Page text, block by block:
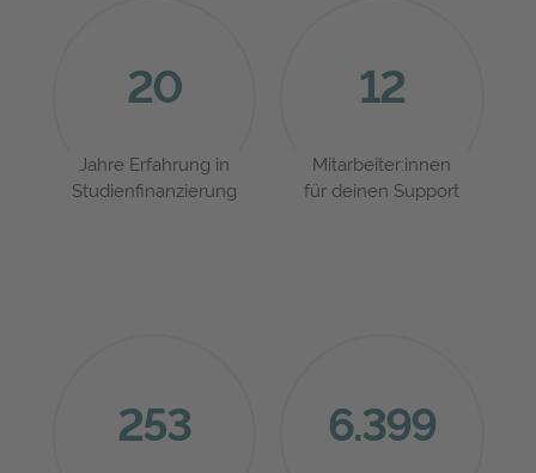
20
Jahre Erfahrung in
Studienfinanzierung
12
Mitarbeiter:innen
für deinen Support
253 6.399